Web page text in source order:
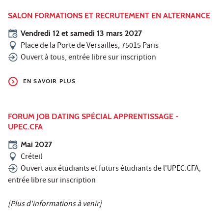
SALON FORMATIONS ET RECRUTEMENT EN ALTERNANCE
Vendredi 12 et samedi 13 mars 2027
Place de la Porte de Versailles, 75015 Paris
Ouvert à tous, entrée libre sur inscription
EN SAVOIR PLUS
FORUM JOB DATING SPÉCIAL APPRENTISSAGE -
UPEC.CFA
Mai 2027
Créteil
Ouvert aux étudiants et futurs étudiants de l'UPEC.CFA,
entrée libre sur inscription
[Plus d'informations à venir]